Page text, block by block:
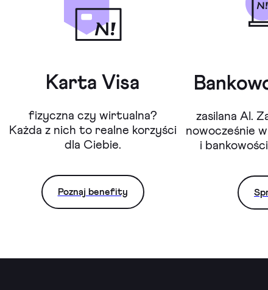
Karta Visa
fizyczna czy wirtualna?
Każda z nich to realne korzyści
dla Ciebie.
Poznaj benefity
zasilana AI.
nowocześnie
i